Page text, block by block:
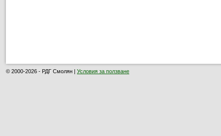
© 2000-2026 - РДГ Смолян | Условия за ползване